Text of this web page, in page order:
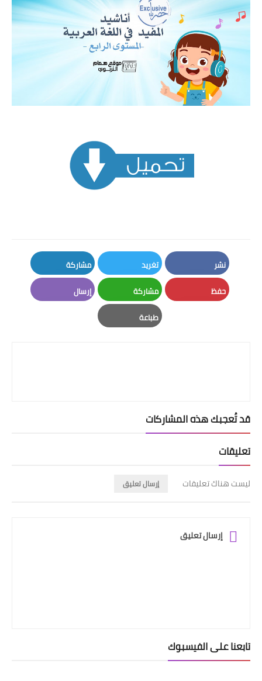
نشر
Facebook
تغريد
Twitter
مشاركة
LinkedIn
حفظ مشاركة
Whatsapp
إرسال
طباعة
قد تُعجبك هذه المشاركات
تعليقات
ليست هناك تعليقات إرسال تعليق
إرسال تعليق
تابعنا على الفيسبوك